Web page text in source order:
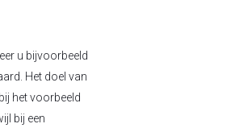
u bijvoorbeeld
Het doel van
het voorbeeld
bij een